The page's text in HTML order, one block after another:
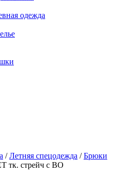
одежда
/ Летняя спецодежда / Брюки
стрейч с ВО